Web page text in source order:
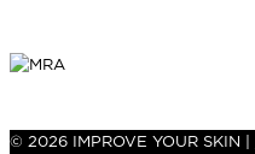
© 2026 IMPROVE YOUR SKIN |